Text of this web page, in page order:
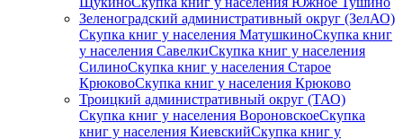
Зеленоградский административный округ (ЗелАО)
Скупка книг у населения МатушкиноСкупка книг
у населения СавелкиСкупка книг у населения
СилиноСкупка книг у населения Старое
КрюковоСкупка книг у населения Крюково
Троицкий административный округ (ТАО)
Скупка книг у населения ВороновскоеСкупка
книг у населения КиевскийСкупка книг у